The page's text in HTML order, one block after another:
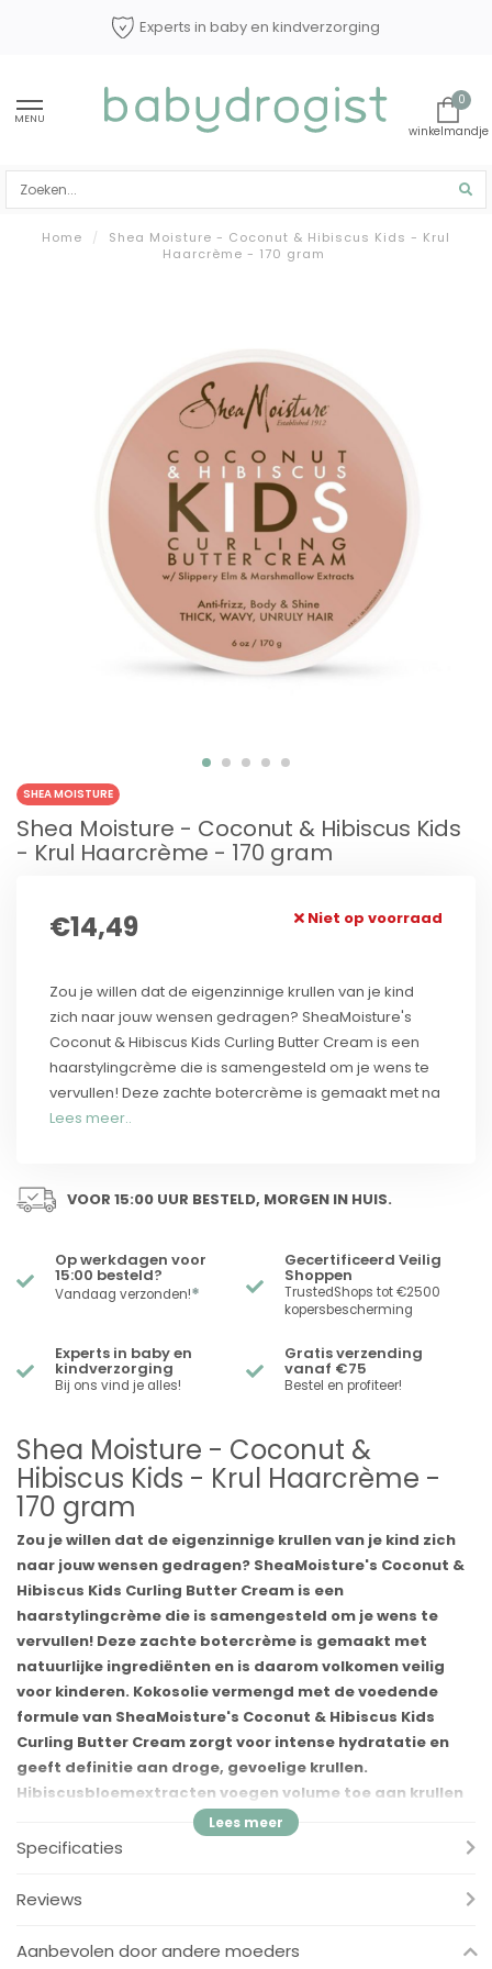
Experts in baby en kindverzorging
MENU
0
Home /
Shea Moisture - Coconut & Hibiscus Kids - Krul
Haarcrème - 170 gram
SHEA MOISTURE
Shea Moisture - Coconut & Hibiscus Kids
- Krul Haarcrème - 170 gram
€14,49 Niet op voorraad
Zou je willen dat de eigenzinnige krullen van je kind
zich naar jouw wensen gedragen? SheaMoisture's
Coconut & Hibiscus Kids Curling Butter Cream is een
haarstylingcrème die is samengesteld om je wens te
vervullen! Deze zachte botercrème is gemaakt met na
Lees meer..
VOOR 15:00 UUR BESTELD, MORGEN IN HUIS.
Op werkdagen voor
15:00 besteld?
Vandaag verzonden!*
Gecertificeerd Veilig
Shoppen
TrustedShops tot €2500
kopersbescherming
Experts in baby en
kindverzorging
Bij ons vind je alles!
Gratis verzending
vanaf €75
Bestel en profiteer!
Shea Moisture - Coconut &
Hibiscus Kids - Krul Haarcrème -
170 gram
Zou je willen dat de eigenzinnige krullen van je kind zich
naar jouw wensen gedragen? SheaMoisture's Coconut &
Hibiscus Kids Curling Butter Cream is een
haarstylingcrème die is samengesteld om je wens te
vervullen! Deze zachte botercrème is gemaakt met
natuurlijke ingrediënten en is daarom volkomen veilig
voor kinderen. Kokosolie vermengd met de voedende
formule van SheaMoisture's Coconut & Hibiscus Kids
Curling Butter Cream zorgt voor intense hydratatie en
geeft definitie aan droge, gevoelige krullen.
Hibiscusbloemextracten voegen volume toe aan krullen
en geven een schitterende glans, terwijl het gladde
iepenextract gevoelige lokken verzacht en glad maakt.
vochtinbrengende formule wordt gebruikt, voedt elke
gedefinieerde krullen te geven! SheaMoisture's Coconut
Specificaties
Reviews
Aanbevolen door andere moeders